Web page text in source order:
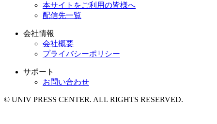
本サイトをご利用の皆様へ
配信先一覧
会社情報
会社概要
プライバシーポリシー
サポート
お問い合わせ
© UNIV PRESS CENTER. ALL RIGHTS RESERVED.